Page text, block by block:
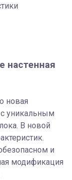
настенная
новая
уникальным
В новой
и
модификация